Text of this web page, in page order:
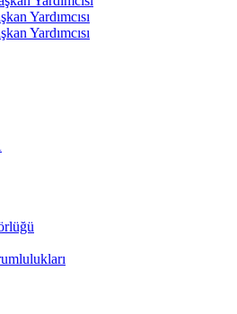
Yardımcısı
Yardımcısı